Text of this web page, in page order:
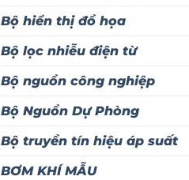
Bộ hiển thị đồ họa
Bộ lọc nhiễu điện từ
Bộ nguồn công nghiệp
Bộ Nguồn Dự Phòng
Bộ truyền tín hiệu áp suất
BƠM KHÍ MẪU